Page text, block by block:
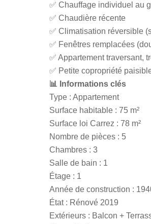
✅ Chauffage individuel au
✅ Chaudière récente
✅ Climatisation réversible
✅ Fenêtres remplacées
✅ Appartement traversant,
✅ Petite copropriété
📊 Informations clés
Type : Appartement
Surface habitable : 75 m²
Surface loi Carrez : 78 m²
Nombre de pièces : 5
Chambres : 3
Salle de bain : 1
Étage : 1
Année de construction :
État : Rénové 2019
Extérieurs : Balcon +